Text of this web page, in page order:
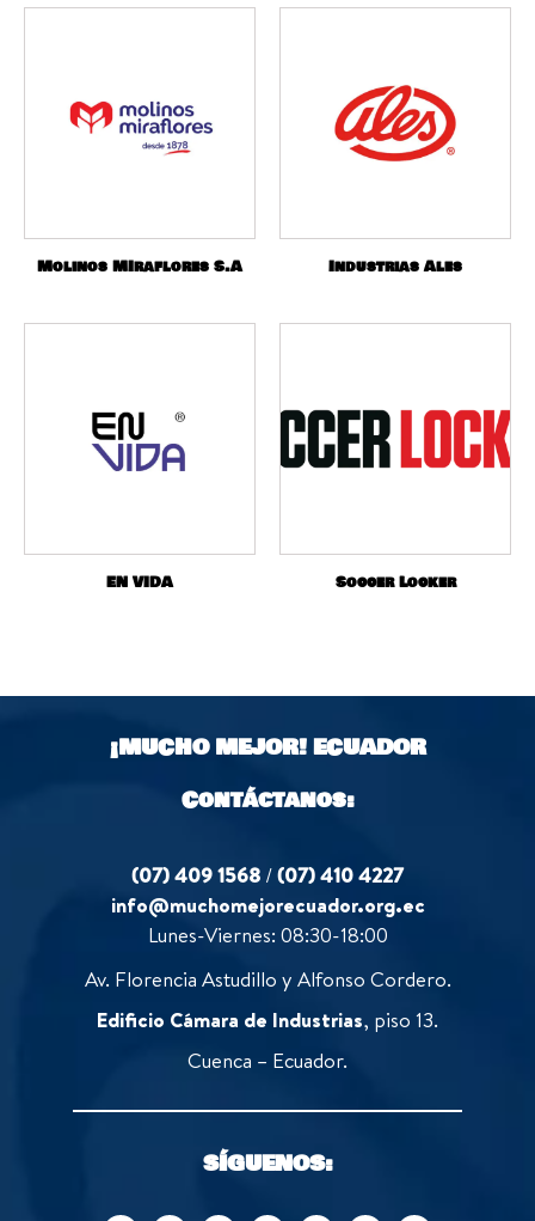
Molinos MIraflores S.A Industrias Ales
EN VIDA Soccer Locker
¡MUCHO MEJOR!ECUADOR
Contáctanos:
(07) 409 1568 /(07) 410 4227
info@muchomejorecuador.org.ec
Lunes-Viernes: 08:30-18:00
Av. Florencia Astudillo y Alfonso Cordero.
Edificio Cámara de Industrias, piso 13.
Cuenca – Ecuador.
SÍGUENOS: